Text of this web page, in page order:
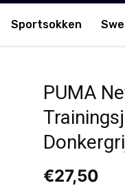
Sportsokken
PUMA
€27,50